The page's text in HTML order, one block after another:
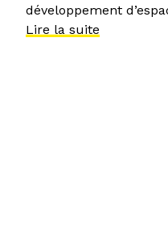
développement
Lire la suite